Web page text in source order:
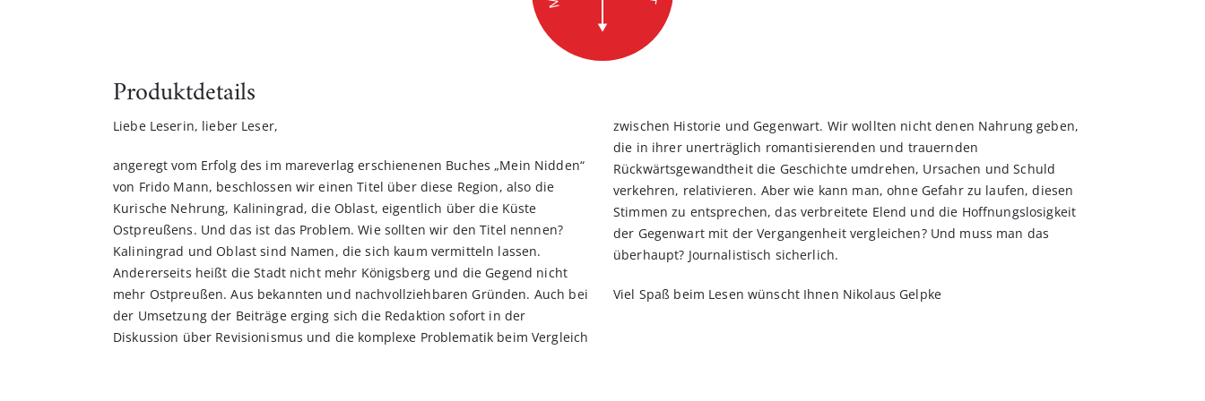
Produktdetails
Liebe Leserin, lieber Leser,
angeregt vom Erfolg des im mareverlag­ erschienenen Buches „Mein Nidden“
von Frido Mann, beschlossen wir einen Titel über diese Region, also die
Kurische Nehrung, Kaliningrad, die Oblast, eigentlich über die Küste
Ostpreußens. Und das ist das Problem. Wie sollten wir den Titel nennen?
Kaliningrad und Oblast sind Namen, die sich kaum vermitteln lassen.
Andererseits heißt die Stadt nicht mehr Königsberg und die Gegend nicht
mehr Ostpreußen. Aus bekannten und nachvollziehbaren Gründen. Auch bei
der Umsetzung der Beiträge erging sich die Redaktion sofort in der
Diskussion über Revisionismus und die komplexe Problematik beim Vergleich
zwischen Historie und Gegenwart. Wir wollten nicht denen Nahrung geben,
die in ihrer unerträglich romantisierenden und trauernden
Rückwärtsgewandtheit die Geschichte umdrehen, Ursachen und Schuld
verkehren, relativieren. Aber wie kann man, ohne Gefahr zu laufen, diesen
Stimmen zu entsprechen, das verbreitete Elend und die Hoffnungslosigkeit
der Gegenwart mit der Vergangenheit vergleichen? Und muss man das
überhaupt? Journalistisch sicherlich.
Viel Spaß beim Lesen wünscht Ihnen Nikolaus Gelpke